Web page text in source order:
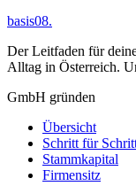
basis08.
Der Leitfaden für
Alltag in Österreich.
GmbH gründen
Übersicht
Schritt für
Stammkapital
Firmensitz